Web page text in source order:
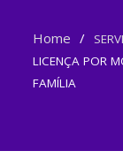
Home
LICENÇA POR
FAMÍLIA